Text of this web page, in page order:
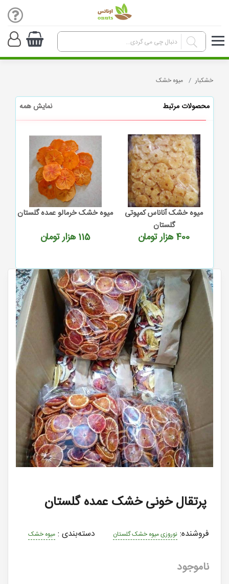
خشکبار میوه خشک
محصولات مرتبط نمایش همه
میوه خشک آناناس کمپوتی
گلستان
400 هزار تومان
میوه خشک خرمالو عمده گلستان
115 هزار تومان
پرتقال خونی خشک عمده گلستان
فروشنده: نوروزی میوه خشک گلستان دسته‌بندی : میوه خشک
ناموجود